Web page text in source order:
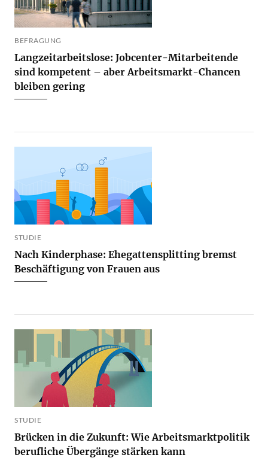
BEFRAGUNG
Langzeitarbeitslose: Jobcenter-Mitarbeitende
sind kompetent – aber Arbeitsmarkt-Chancen
bleiben gering
STUDIE
Nach Kinderphase: Ehegattensplitting bremst
Beschäftigung von Frauen aus
STUDIE
Brücken in die Zukunft: Wie Arbeitsmarktpolitik
berufliche Übergänge stärken kann